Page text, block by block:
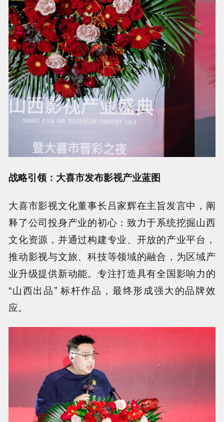
战略引领：大喜市发布影视产业蓝图
大喜市影视文化董事长吕家辉在主旨发言中，阐
释了公司投身产业的初心：致力于系统挖掘山西
文化资源，并通过构建专业、开放的产业平台，
推动影视与文旅、科技等领域的融合，为区域产
业升级提供新动能。专注打造具有全国影响力的
“山西出品” 标杆作品，最终形成强大的品牌效
应。